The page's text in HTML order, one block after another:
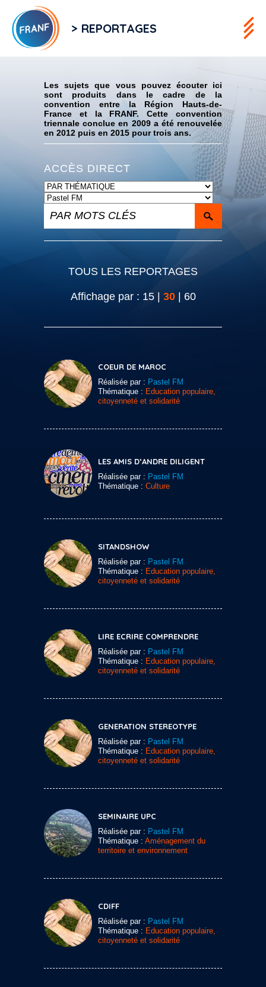
> REPORTAGES
Les sujets que vous pouvez écouter ici
sont produits dans le cadre de la
convention entre la Région Hauts-de-
France et la FRANF. Cette convention
triennale conclue en 2009 a été renouvelée
en 2012 puis en 2015 pour trois ans.
ACCÈS DIRECT
TOUS LES REPORTAGES
Affichage par : 15| 30| 60
COEUR DE MAROC
Réalisée par : Pastel FM
Thématique : Education populaire,
citoyenneté et solidarité
LES AMIS D’ANDRE DILIGENT
Réalisée par : Pastel FM
Thématique : Culture
SITANDSHOW
Réalisée par : Pastel FM
Thématique : Education populaire,
citoyenneté et solidarité
LIRE ECRIRE COMPRENDRE
Réalisée par : Pastel FM
Thématique : Education populaire,
citoyenneté et solidarité
GENERATION STEREOTYPE
Réalisée par : Pastel FM
Thématique : Education populaire,
citoyenneté et solidarité
SEMINAIRE UPC
Réalisée par : Pastel FM
Thématique : Aménagement du
territoire et environnement
CDIFF
Réalisée par : Pastel FM
Thématique : Education populaire,
citoyenneté et solidarité